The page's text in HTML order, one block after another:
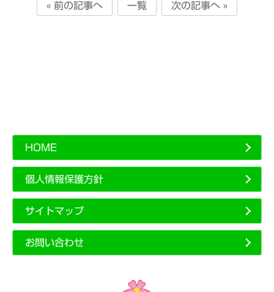
« 前の記事へ 一覧 次の記事へ »
HOME
個人情報保護方針
サイトマップ
お問い合わせ